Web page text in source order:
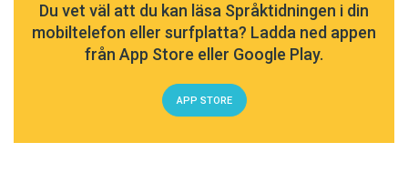
Du vet väl att du kan läsa Språktidningen i din
mobiltelefon eller surfplatta? Ladda ned appen
från App Store eller Google Play.
APP STORE